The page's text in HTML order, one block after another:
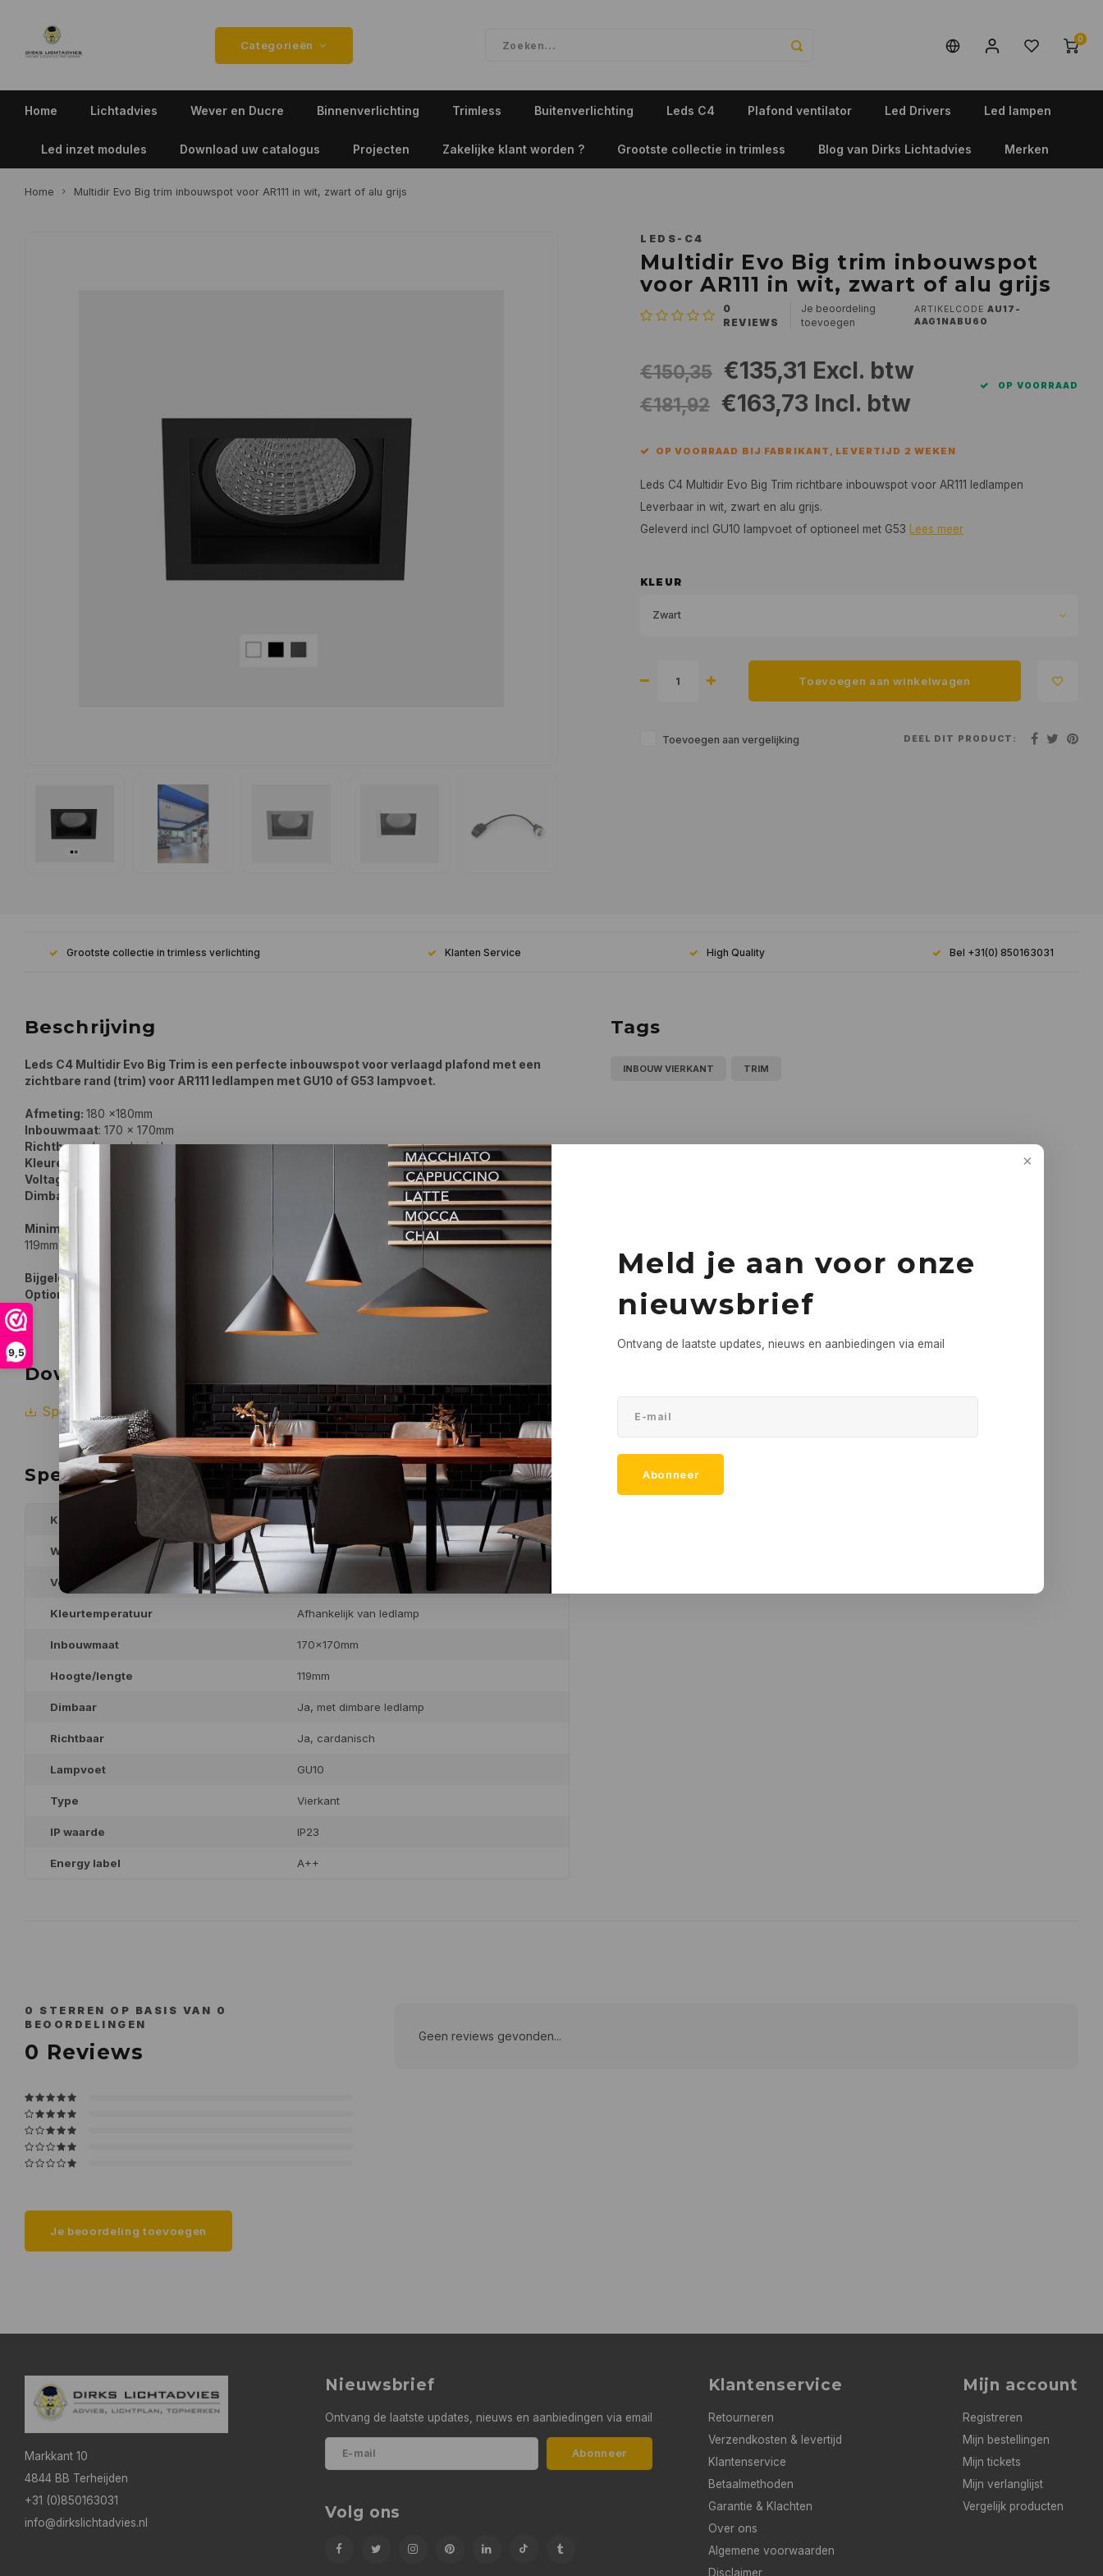
Meld je aan voor onze
nieuwsbrief
Ontvang de laatste updates, nieuws en aanbiedingen via email
Abonneer
9,5
Categorieën
0
Home Lichtadvies Wever en Ducre Binnenverlichting Trimless Buitenverlichting Leds C4 Plafond ventilator Led Drivers Led lampen
Led inzet modules Download uw catalogus Projecten Zakelijke klant worden ? Grootste collectie in trimless Blog van Dirks Lichtadvies Merken
Home Multidir Evo Big trim inbouwspot voor AR111 in wit, zwart of alu grijs
LEDS-C4
Multidir Evo Big trim inbouwspot
voor AR111 in wit, zwart of alu grijs
0
REVIEWS
Je beoordeling
toevoegen
ARTIKELCODE AU17-
AAG1NABU60
€150,35 €135,31 Excl. btw
€181,92 €163,73 Incl. btw
OP VOORRAAD
OP VOORRAAD BIJ FABRIKANT, LEVERTIJD 2 WEKEN
Leds C4 Multidir Evo Big Trim richtbare inbouwspot voor AR111 ledlampen
Leverbaar in wit, zwart en alu grijs.
Geleverd incl GU10 lampvoet of optioneel met G53 Lees meer
KLEUR
Zwart
Toevoegen aan winkelwagen
Toevoegen aan vergelijking DEEL DIT PRODUCT:
Grootste collectie in trimless verlichting Klanten Service High Quality Bel +31(0) 850163031
Beschrijving
Leds C4 Multidir Evo Big Trim is een perfecte inbouwspot voor verlaagd plafond met een
zichtbare rand (trim) voor AR111 ledlampen met GU10 of G53 lampvoet.
Afmeting: 180 x180mm
Inbouwmaat: 170 x 170mm
Richtbaar: Ja, cardanisch
Kleuren
Voltage
Dimbaar:
mits ledlamp dimbaar is
Minimale inbouwdiepte i.c.m. lamptype:
119mm met AR111-GU10 ledlamp van max. 80mm hoog.
Bijgeleverd:
Optioneel :
(zie gerelateerde producten)
Downloads
Specificaties
Specificaties
Kleur Wit, zwart of alu grijs
Wattage Max. 15Watt
Voltage 230Volt
Kleurtemperatuur Afhankelijk van ledlamp
Inbouwmaat 170x170mm
Hoogte/lengte 119mm
Dimbaar Ja, met dimbare ledlamp
Richtbaar Ja, cardanisch
Lampvoet GU10
Type Vierkant
IP waarde IP23
Energy label A++
Tags
INBOUW VIERKANT TRIM
0 STERREN OP BASIS VAN 0
BEOORDELINGEN
0 Reviews
Je beoordeling toevoegen
Geen reviews gevonden...
Markkant 10
4844 BB Terheijden
+31 (0)850163031
info@dirkslichtadvies.nl
Nieuwsbrief
Ontvang de laatste updates, nieuws en aanbiedingen via email
Abonneer
Volg ons
Klantenservice
Retourneren
Verzendkosten & levertijd
Klantenservice
Betaalmethoden
Garantie & Klachten
Over ons
Algemene voorwaarden
Disclaimer
Mijn account
Registreren
Mijn bestellingen
Mijn tickets
Mijn verlanglijst
Vergelijk producten